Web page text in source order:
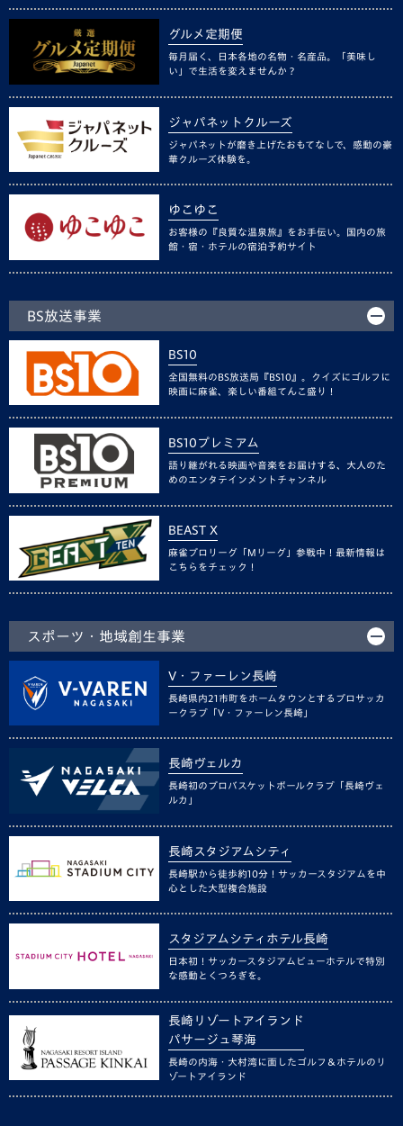
グルメ定期便
毎月届く、日本各地の名物・名産品。「美味し
い」で生活を変えませんか？
ジャパネットクルーズ
ジャパネットが磨き上げたおもてなしで、感動の豪
華クルーズ体験を。
ゆこゆこ
お客様の『良質な温泉旅』をお手伝い。国内の旅
館・宿・ホテルの宿泊予約サイト
BS放送事業
BS10
全国無料のBS放送局『BS10』。クイズにゴルフに
映画に麻雀、楽しい番組てんこ盛り！
BS10プレミアム
語り継がれる映画や音楽をお届けする、大人のた
めのエンタテインメントチャンネル
BEAST X
麻雀プロリーグ「Mリーグ」参戦中！最新情報は
こちらをチェック！
スポーツ・地域創生事業
V・ファーレン長崎
長崎県内21市町をホームタウンとするプロサッカ
ークラブ「V・ファーレン長崎」
長崎ヴェルカ
長崎初のプロバスケットボールクラブ「長崎ヴェ
ルカ」
長崎スタジアムシティ
長崎駅から徒歩約10分！サッカースタジアムを中
心とした大型複合施設
スタジアムシティホテル長崎
日本初！サッカースタジアムビューホテルで特別
な感動とくつろぎを。
長崎リゾートアイランド
パサージュ琴海
長崎の内海・大村湾に面したゴルフ＆ホテルのリ
ゾートアイランド